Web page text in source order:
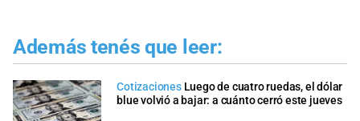
Además tenés que leer:
Cotizaciones Luego de cuatro ruedas, el dólar
blue volvió a bajar: a cuánto cerró este jueves